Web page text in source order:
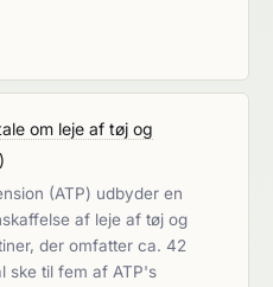
om leje af tøj og
)
(ATP) udbyder en
af leje af tøj og
der omfatter ca. 42
ske til fem af ATP's